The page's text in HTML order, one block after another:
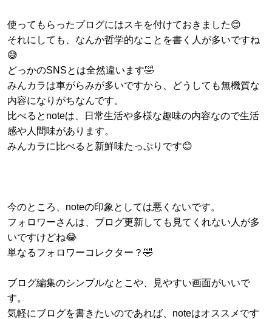
使ってもらったブログにはスキを付けておきました😊
それにしても、なんか哲学的なことを書く人が多いですね
😅
どっかのSNSとは全然違います🤣
みんカラは車がらみが多いですから、どうしても無機質な
内容になりがちなんです。
比べるとnoteは、日常生活や多様な趣味の内容なので生活
感や人間味があります。
みんカラに比べると新鮮味たっぷりです😊
今のところ、noteの印象としては悪くないです。
フォロワーさんは、ブログ更新しても見てくれない人が多
いですけどね😂
単なるフォロワーコレクター？🤣
ブログ編集のシンプルなとこや、見やすい画面がいいで
す。
気軽にブログを書きたいのであれば、noteはオススメです